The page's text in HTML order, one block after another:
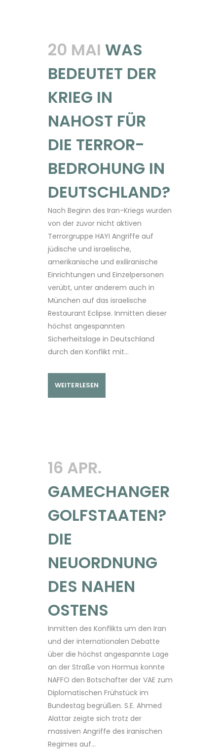
20 MAI WAS
BEDEUTET DER
KRIEG IN
NAHOST FÜR
DIE TERROR-
BEDROHUNG IN
DEUTSCHLAND?
Nach Beginn des Iran-Kriegs wurden
von der zuvor nicht aktiven
Terrorgruppe HAYI Angriffe auf
jüdische und israelische,
amerikanische und exiliranische
Einrichtungen und Einzelpersonen
verübt, unter anderem auch in
München auf das israelische
Restaurant Eclipse. Inmitten dieser
höchst angespannten
Sicherheitslage in Deutschland
durch den Konflikt mit...
WEITERLESEN
16 APR.
GAMECHANGER
GOLFSTAATEN?
DIE
NEUORDNUNG
DES NAHEN
OSTENS
Inmitten des Konflikts um den Iran
und der internationalen Debatte
über die höchst angespannte Lage
an der Straße von Hormus konnte
NAFFO den Botschafter der VAE zum
Diplomatischen Frühstück im
Bundestag begrüßen. S.E. Ahmed
Alattar zeigte sich trotz der
massiven Angriffe des iranischen
Regimes auf...